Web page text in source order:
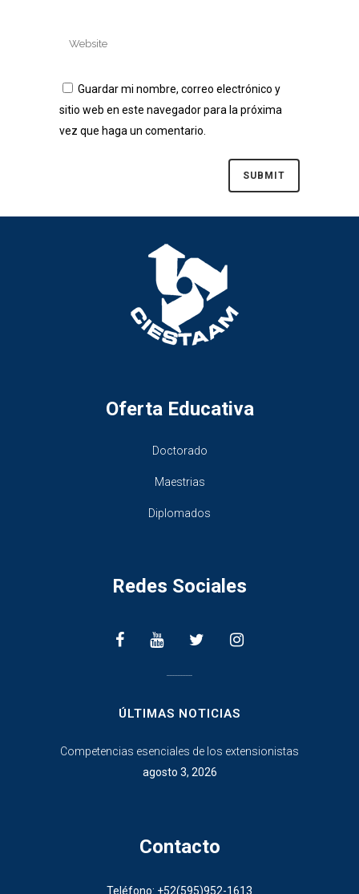
Guardar mi nombre, correo electrónico y
sitio web en este navegador para la próxima
vez que haga un comentario.
Oferta Educativa
Doctorado
Maestrias
Diplomados
Redes Sociales
ÚLTIMAS NOTICIAS
Competencias esenciales de los extensionistas
agosto 3, 2026
Contacto
Teléfono: +52(595)952-1613